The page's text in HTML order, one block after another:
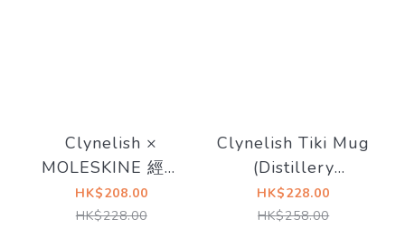
Clynelish ×
MOLESKINE 經典
聯名筆記本（酒廠
限定）
HK$208.00
HK$228.00
Clynelish Tiki Mug
(Distillery
Merchandise)
HK$228.00
HK$258.00